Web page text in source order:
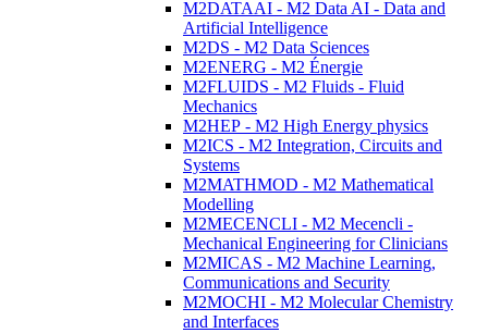
M2DATAAI - M2 Data AI - Data and
Artificial Intelligence
M2DS - M2 Data Sciences
M2ENERG - M2 Énergie
M2FLUIDS - M2 Fluids - Fluid
Mechanics
M2HEP - M2 High Energy physics
M2ICS - M2 Integration, Circuits and
Systems
M2MATHMOD - M2 Mathematical
Modelling
M2MECENCLI - M2 Mecencli -
Mechanical Engineering for Clinicians
M2MICAS - M2 Machine Learning,
Communications and Security
M2MOCHI - M2 Molecular Chemistry
and Interfaces